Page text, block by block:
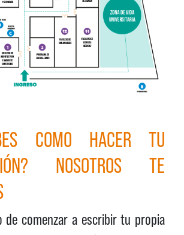
COMO HACER TU
NOSOTROS TE
de comenzar a escribir tu propia